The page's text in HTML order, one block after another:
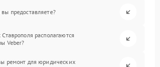
предоставляете?
располагаются
Veber?
ремонт для юридических